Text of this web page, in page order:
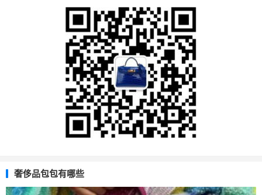
奢侈品包包有哪些